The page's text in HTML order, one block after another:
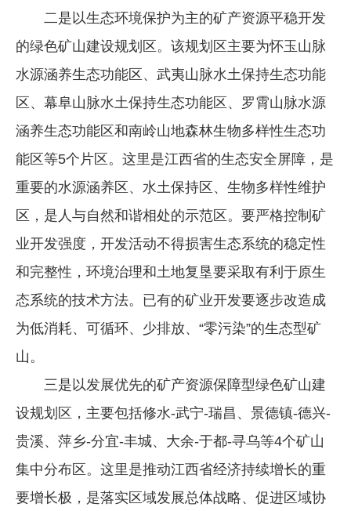
二是以生态环境保护为主的矿产资源平稳开发
的绿色矿山建设规划区。该规划区主要为怀玉山脉
水源涵养生态功能区、武夷山脉水土保持生态功能
区、幕阜山脉水土保持生态功能区、罗霄山脉水源
涵养生态功能区和南岭山地森林生物多样性生态功
能区等5个片区。这里是江西省的生态安全屏障，是
重要的水源涵养区、水土保持区、生物多样性维护
区，是人与自然和谐相处的示范区。要严格控制矿
业开发强度，开发活动不得损害生态系统的稳定性
和完整性，环境治理和土地复垦要采取有利于原生
态系统的技术方法。已有的矿业开发要逐步改造成
为低消耗、可循环、少排放、“零污染”的生态型矿
山。
三是以发展优先的矿产资源保障型绿色矿山建
设规划区，主要包括修水-武宁-瑞昌、景德镇-德兴-
贵溪、萍乡-分宜-丰城、大余-于都-寻乌等4个矿山
集中分布区。这里是推动江西省经济持续增长的重
要增长极，是落实区域发展总体战略、促进区域协